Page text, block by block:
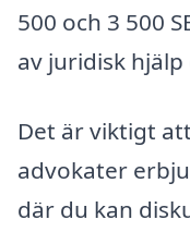
500 och 3 500
av juridisk
Det är viktigt
advokater
där du kan